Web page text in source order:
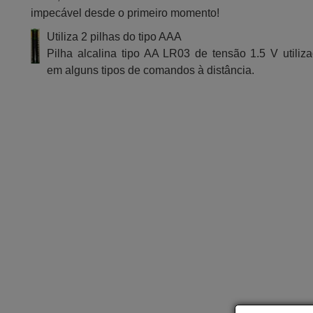
impecável desde o primeiro momento!
Utiliza 2 pilhas do tipo AAA
Pilha alcalina tipo AA LR03 de tensão 1.5 V
em alguns tipos de comandos à distância.